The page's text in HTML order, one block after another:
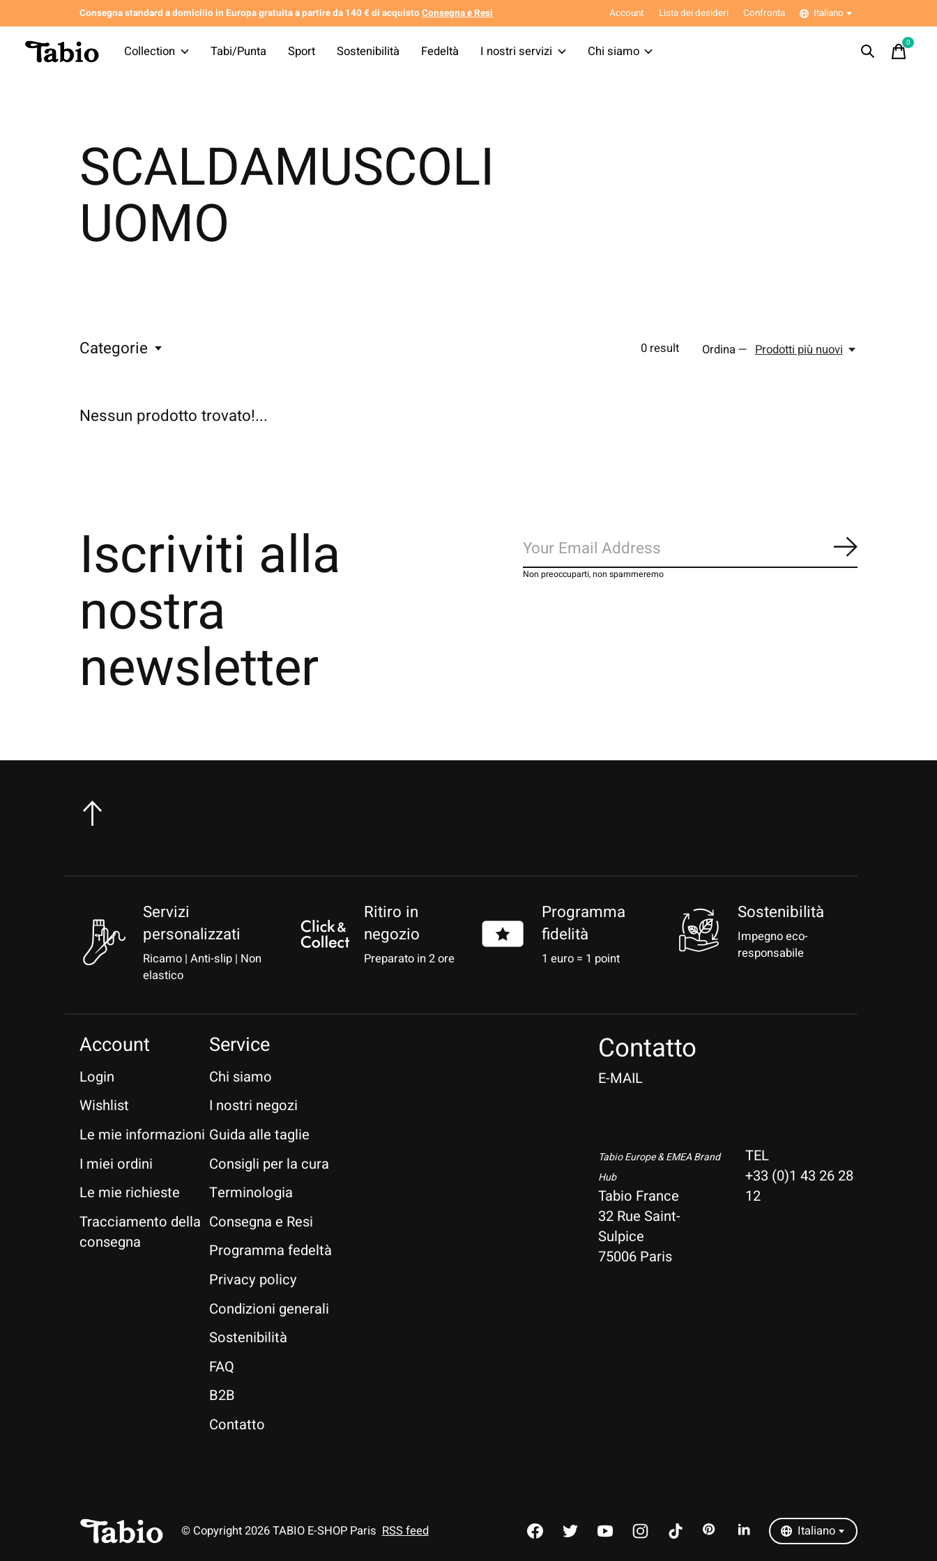
Consegna standard a domicilio in Europa gratuita a partire da 140 € di acquistoConsegna e Resi Account Lista dei desideri Confronta Italiano
Collection Tabi/Punta Sport Sostenibilità Fedeltà I nostri servizi Chi siamo
0items
SCALDAMUSCOLI
UOMO
Categorie 0result Ordina — Prodotti più nuovi
Nessun prodotto trovato!...
Iscriviti alla
nostra
newsletter
Iscriviti
Non preoccuparti, non spammeremo
Servizi
personalizzati
Ricamo | Anti-slip | Non
elastico
Ritiro in
negozio
Preparato in 2 ore
Programma
fidelità
1 euro = 1 point
Sostenibilità
Impegno eco-
responsabile
Account
Login
Wishlist
Le mie informazioni
I miei ordini
Le mie richieste
Tracciamento della
consegna
Service
Chi siamo
I nostri negozi
Guida alle taglie
Consigli per la cura
Terminologia
Consegna e Resi
Programma fedeltà
Privacy policy
Condizioni generali
Sostenibilità
FAQ
B2B
Contatto
Contatto
E-MAIL
Tabio Europe & EMEA Brand
Hub
Tabio France
32 Rue Saint-
Sulpice
75006 Paris
TEL
+33 (0)1 43 26 28
12
© Copyright 2026 TABIO E-SHOP Paris RSS feed Italiano